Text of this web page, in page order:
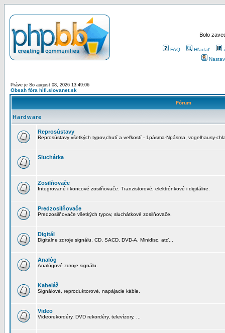
Bolo
FAQ Hľadať
Práve je So august 08, 2026 13:49:06
Obsah fóra hifi.slovanet.sk
Fórum
Hardware
Reprosústavy
Reprosústavy všetkých typov,chutí a veľkostí - 1pásma-Npásma, vogelhausy-
Sluchátka
Zosilňovače
Integrované i koncové zosilňovače. Tranzistorové, elektrónkové i digitálne.
Predzosilňovače
Predzosilňovače všetkých typov, sluchátkové zosilňovače.
Digitál
Digitálne zdroje signálu. CD, SACD, DVD-A, Minidisc, atď...
Analóg
Analógové zdroje signálu.
Kabeláž
Signálové, reproduktorové, napájacie káble.
Video
Videorekordéry, DVD rekordéry, televízory, ...